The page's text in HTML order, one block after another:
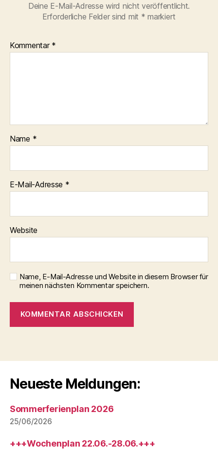
Deine E-Mail-Adresse wird nicht veröffentlicht.
Erforderliche Felder sind mit * markiert
Kommentar *
Name *
E-Mail-Adresse *
Website
Name, E-Mail-Adresse und Website in diesem Browser für
meinen nächsten Kommentar speichern.
Neueste Meldungen:
Sommerferienplan 2026
25/06/2026
+++Wochenplan 22.06.-28.06.+++